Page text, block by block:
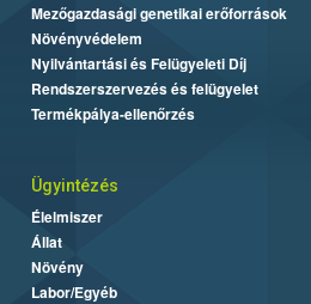
Mezőgazdasági genetikai erőforrások
Növényvédelem
Nyilvántartási és Felügyeleti Díj
Rendszerszervezés és felügyelet
Termékpálya-ellenőrzés
Ügyintézés
Élelmiszer
Állat
Növény
Labor/Egyéb